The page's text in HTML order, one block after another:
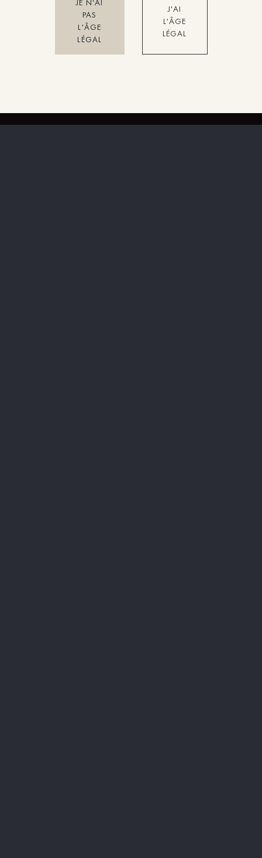
JE N'AI
PAS
L'ÂGE
LÉGAL
J'AI
L'ÂGE
LÉGAL